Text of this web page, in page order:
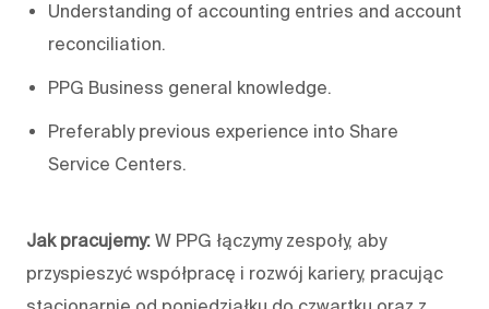
Understanding of accounting entries and account
reconciliation.
PPG Business general knowledge.
Preferably previous experience into Share
Service Centers.
Jak pracujemy: W PPG łączymy zespoły, aby
przyspieszyć współpracę i rozwój kariery, pracując